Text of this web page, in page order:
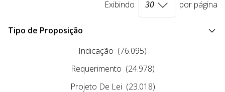
Exibindo por página
Tipo de Proposição
Indicação (76.095)
Requerimento (24.978)
Projeto De Lei (23.018)